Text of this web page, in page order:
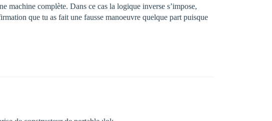
machine complète. Dans ce cas la logique inverse s’impose,
que tu as fait une fausse manoeuvre quelque part puisque